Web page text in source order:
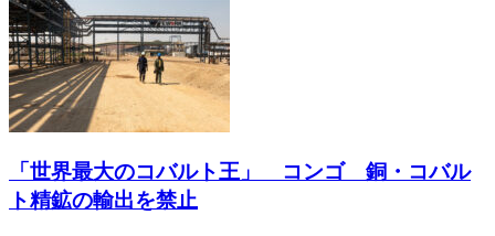
「世界最大のコバルト王」 コンゴ 銅・コバル
ト精鉱の輸出を禁止